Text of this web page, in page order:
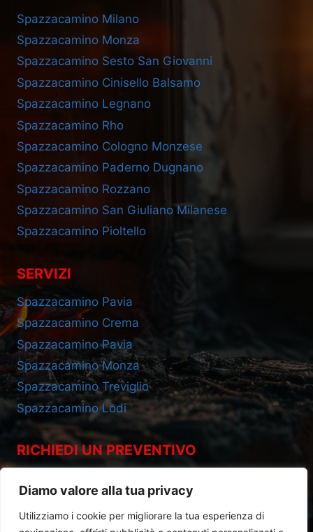
Diamo valore alla tua privacy
Utilizziamo i cookie per migliorare la tua esperienza di
Spazzacamino Milano
Spazzacamino Monza
Spazzacamino Sesto San Giovanni
Spazzacamino Cinisello Balsamo
Spazzacamino Legnano
Spazzacamino Rho
Spazzacamino Cologno Monzese
Spazzacamino Paderno Dugnano
Spazzacamino Rozzano
Spazzacamino San Giuliano Milanese
Spazzacamino Pioltello
SERVIZI
Spazzacamino Pavia
Spazzacamino Crema
Spazzacamino Pavia
Spazzacamino Monza
Spazzacamino Treviglio
Spazzacamino Lodi
RICHIEDI UN PREVENTIVO
Cell 393.2685695